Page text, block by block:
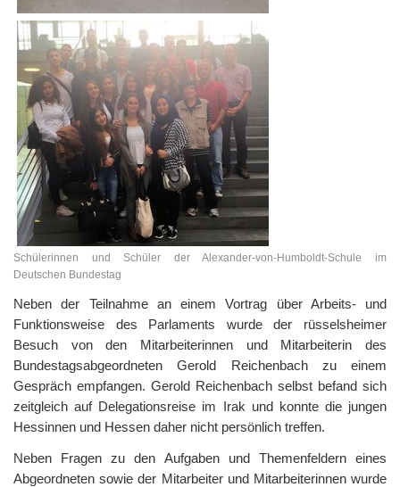
Schülerinnen und Schüler der Alexander-von-Humboldt-Schule im
Deutschen Bundestag
Neben der Teilnahme an einem Vortrag über Arbeits- und
Funktionsweise des Parlaments wurde der rüsselsheimer
Besuch von den Mitarbeiterinnen und Mitarbeiterin des
Bundestagsabgeordneten Gerold Reichenbach zu einem
Gespräch empfangen. Gerold Reichenbach selbst befand sich
zeitgleich auf Delegationsreise im Irak und konnte die jungen
Hessinnen und Hessen daher nicht persönlich treffen.
Neben Fragen zu den Aufgaben und Themenfeldern eines
Abgeordneten sowie der Mitarbeiter und Mitarbeiterinnen wurde